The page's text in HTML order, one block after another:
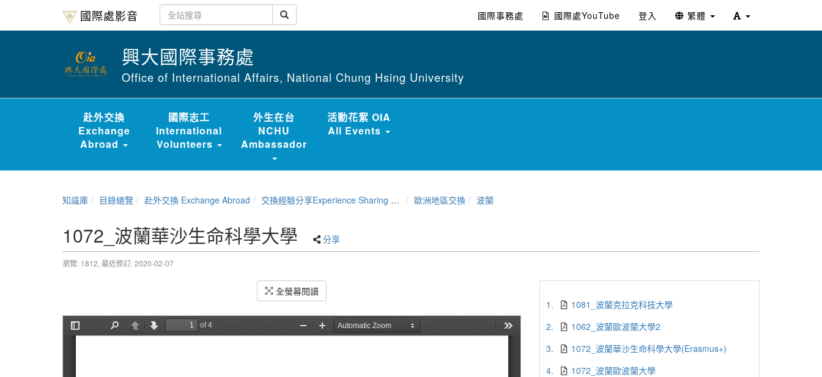
國際處影音 國際事務處 國際處YouTube 登入 繁體
興大國際事務處
Office of International Affairs, National Chung Hsing University
赴外交換
Exchange
Abroad
國際志工
International
Volunteers
外生在台
NCHU
Ambassador
活動花絮 OIA
All Events
知識庫 目錄總覽 赴外交換 Exchange Abroad 交換經驗分享Experience Sharing of NCHU Exchange Program 歐洲地區交換 波蘭
1072_波蘭華沙生命科學大學 分享
瀏覽: 1812, 最近修訂: 2020-02-07
全螢幕閱讀
1.
1081_波蘭克拉克科技大學
2.
1062_波蘭歐波蘭大學2
3.
1072_波蘭華沙生命科學大學(Erasmus+)
4.
1072_波蘭歐波蘭大學